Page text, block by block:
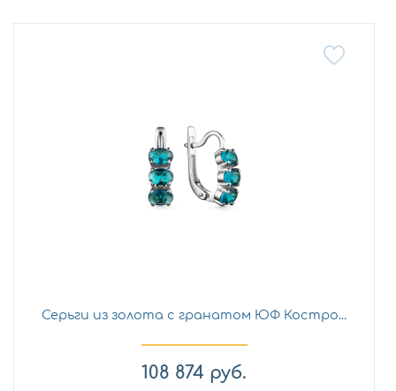
Серьги из золота с гранатом ЮФ Костро...
108 874 руб.